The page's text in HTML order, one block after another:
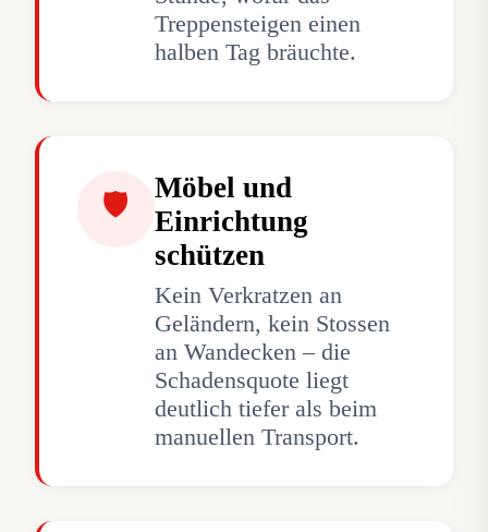
Treppensteigen einen
halben Tag bräuchte.
🛡
Möbel und
Einrichtung
schützen
Kein Verkratzen an
Geländern, kein Stossen
an Wandecken – die
Schadensquote liegt
deutlich tiefer als beim
manuellen Transport.